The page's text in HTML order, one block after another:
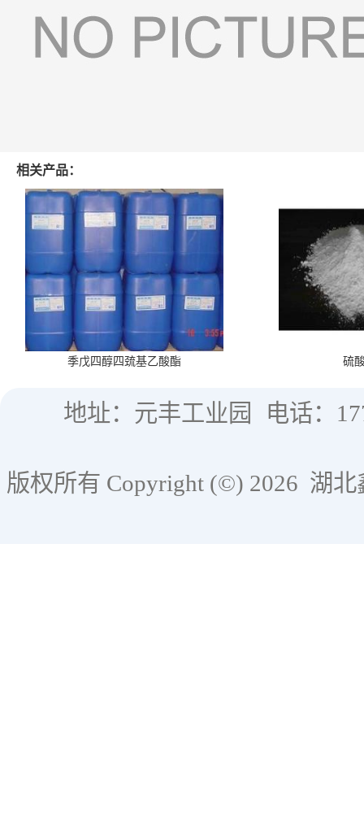
相关产品：
季戊四醇四巯基乙酸酯 硫
地址：元丰工业园 电话：
版权所有 Copyright (©) 2026 湖北